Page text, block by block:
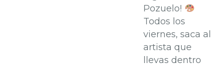
Pozuelo!
Todos los
viernes, saca al
artista que
llevas dentro